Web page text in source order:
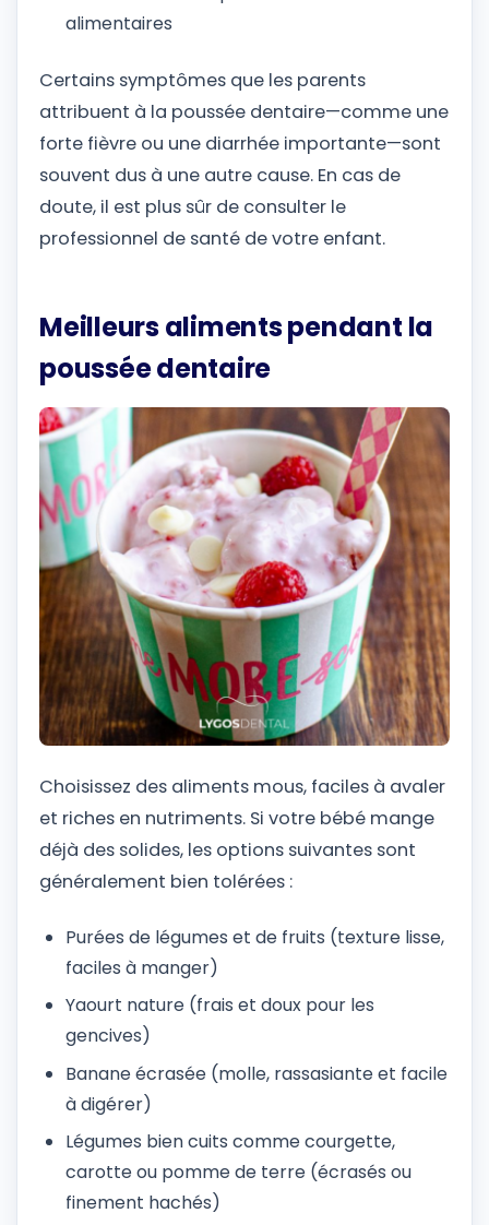
alimentaires
Certains symptômes que les parents
attribuent à la poussée dentaire—comme une
forte fièvre ou une diarrhée importante—sont
souvent dus à une autre cause. En cas de
doute, il est plus sûr de consulter le
professionnel de santé de votre enfant.
Meilleurs aliments pendant la
poussée dentaire
Choisissez des aliments mous, faciles à avaler
et riches en nutriments. Si votre bébé mange
déjà des solides, les options suivantes sont
généralement bien tolérées :
Purées de légumes et de fruits (texture lisse,
faciles à manger)
Yaourt nature (frais et doux pour les
gencives)
Banane écrasée (molle, rassasiante et facile
à digérer)
Légumes bien cuits comme courgette,
carotte ou pomme de terre (écrasés ou
finement hachés)